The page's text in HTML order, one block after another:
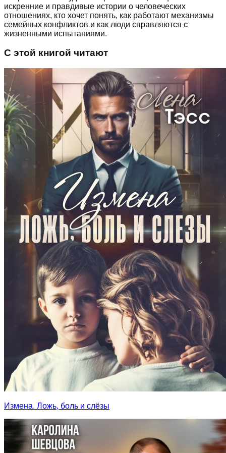
искренние и правдивые истории о человеческих
отношениях, кто хочет понять, как работают механизмы
семейных конфликтов и как люди справляются с
жизненными испытаниями.
С этой книгой читают
Измена. Ложь, боль и слёзы